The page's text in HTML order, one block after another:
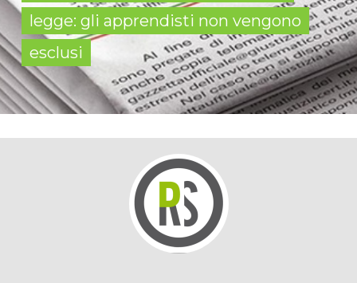
legge: gli apprendisti non vengono
esclusi